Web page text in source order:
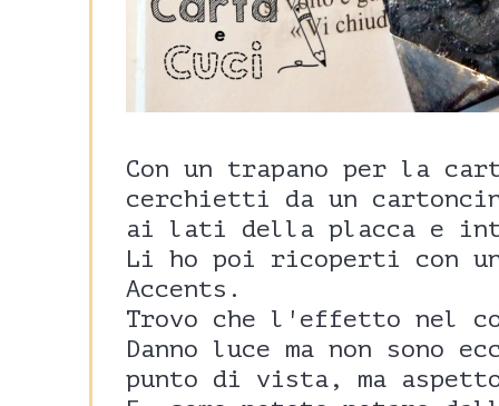
Con un trapano per la
cerchietti da un
ai lati della placca e
Li ho poi ricoperti con
Accents.
Trovo che l'effetto nel
Danno luce ma non sono
punto di vista, ma